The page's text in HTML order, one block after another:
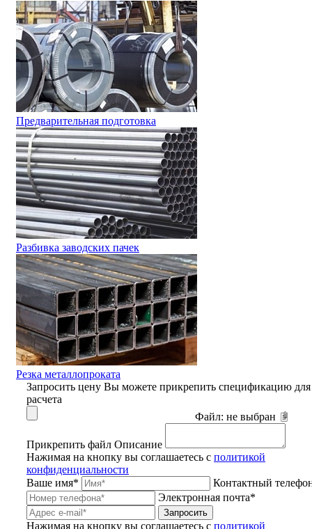
Предварительная подготовка
Разбивка заводских пачек
Резка металлопроката
Запросить цену Вы можете прикрепить спецификацию для
расчета
Файл: не выбран
Прикрепить файл Описание
Нажимая на кнопку вы соглашаетесь с политикой
конфиденциальности
Ваше имя*
Контактный
Электронная почта*
Запросить
Нажимая на кнопку вы соглашаетесь с политикой